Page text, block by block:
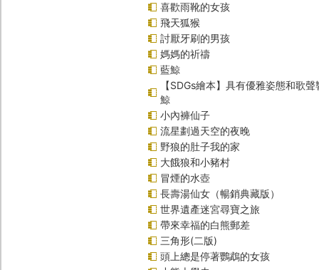
喜歡雨靴的女孩
飛天狐猴
討厭牙刷的男孩
媽媽的祈禱
藍鯨
【SDGs繪本】具有優雅姿態和歌
鯨
小內褲仙子
流星劃過天空的夜晚
野狼的肚子我的家
大餓狼和小豬村
冒煙的水壺
長壽湯仙女（暢銷典藏版）
世界遺產迷宮尋寶之旅
帶來幸福的白熊郵差
三角形(二版)
頭上總是停著鸚鵡的女孩